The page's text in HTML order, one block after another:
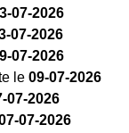
07-2026
07-2026
07-2026
le 09-07-2026
07-2026
07-2026